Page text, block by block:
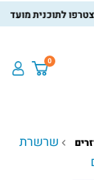
לתוכנית מועדון
0
שרשרת